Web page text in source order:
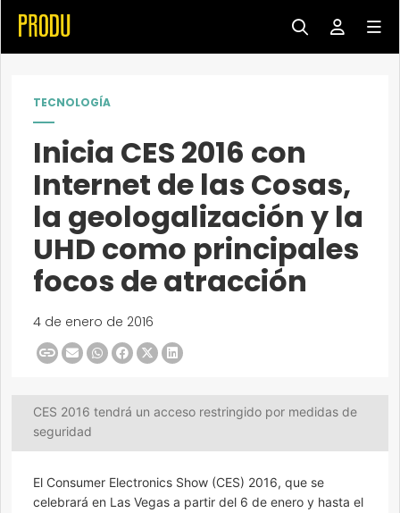
TECNOLOGÍA
Inicia CES 2016 con
Internet de las Cosas,
la geologalización y la
UHD como principales
focos de atracción
4 de enero de 2016
CES 2016 tendrá un acceso restringido por medidas de
seguridad
El Consumer Electronics Show (CES) 2016, que se
celebrará en Las Vegas a partir del 6 de enero y hasta el